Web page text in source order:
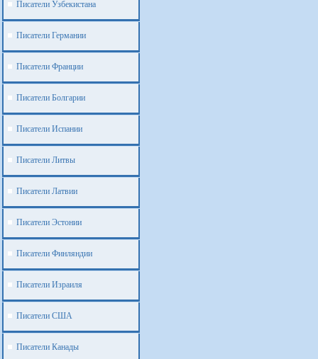
Писатели Узбекистана
Писатели Германии
Писатели Франции
Писатели Болгарии
Писатели Испании
Писатели Литвы
Писатели Латвии
Писатели Эстонии
Писатели Финляндии
Писатели Израиля
Писатели США
Писатели Канады